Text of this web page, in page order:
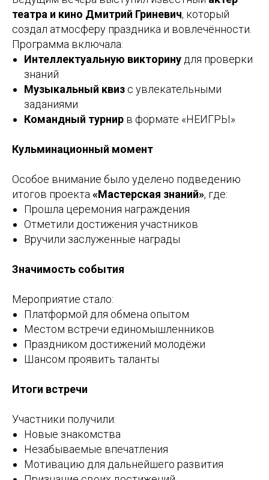
театра и кино Дмитрий Гриневич, который
создал атмосферу праздника и вовлечённости.
Программа включала:
Интеллектуальную викторину для проверки
знаний
Музыкальный квиз с увлекательными
заданиями
Командный турнир в формате «НЕИГРЫ»
Кульминационный момент
Особое внимание было уделено подведению
итогов проекта «Мастерская знаний», где:
Прошла церемония награждения
Отметили достижения участников
Вручили заслуженные награды
Значимость события
Мероприятие стало:
Платформой для обмена опытом
Местом встречи единомышленников
Праздником достижений молодёжи
Шансом проявить таланты
Итоги встречи
Участники получили:
Новые знакомства
Незабываемые впечатления
Мотивацию для дальнейшего развития